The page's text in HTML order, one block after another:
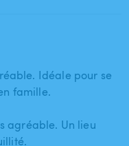
Idéale pour se
famille.
agréable. Un lieu